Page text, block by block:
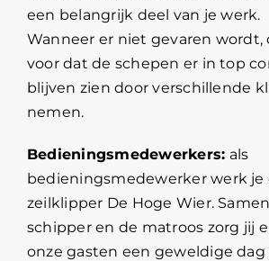
een belangrijk deel van je werk.
Wanneer er niet gevaren wordt,
voor dat de schepen er in top
blijven zien door verschillende
nemen.
Bedieningsmedewerkers: als
bedieningsmedewerker werk je
zeilklipper De Hoge Wier.
schipper en de matroos zorg jij
onze gasten een geweldige dag